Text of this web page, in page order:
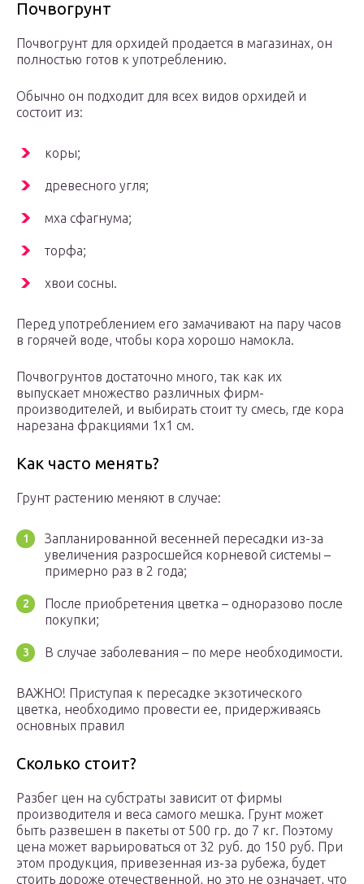
Почвогрунт
Почвогрунт для орхидей продается в магазинах, он
полностью готов к употреблению.
Обычно он подходит для всех видов орхидей и
состоит из:
коры;
древесного угля;
мха сфагнума;
торфа;
хвои сосны.
Перед употреблением его замачивают на пару часов
в горячей воде, чтобы кора хорошо намокла.
Почвогрунтов достаточно много, так как их
выпускает множество различных фирм-
производителей, и выбирать стоит ту смесь, где кора
нарезана фракциями 1х1 см.
Как часто менять?
Грунт растению меняют в случае:
Запланированной весенней пересадки из-за
увеличения разросшейся корневой системы –
примерно раз в 2 года;
После приобретения цветка – одноразово после
покупки;
В случае заболевания – по мере необходимости.
ВАЖНО! Приступая к пересадке экзотического
цветка, необходимо провести ее, придерживаясь
основных правил
Сколько стоит?
Разбег цен на субстраты зависит от фирмы
производителя и веса самого мешка. Грунт может
быть развешен в пакеты от 500 гр. до 7 кг. Поэтому
цена может варьироваться от 32 руб. до 150 руб. При
этом продукция, привезенная из-за рубежа, будет
стоить дороже отечественной, но это не означает, что